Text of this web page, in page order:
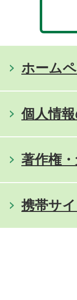
ホーム
個人情
著作権
携帯サイ